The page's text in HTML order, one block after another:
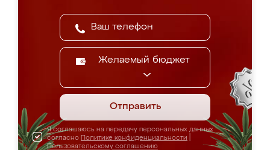
Желаемый бюджет
Отправить
Я соглашаюсь на передачу персональных данных
согласно Политике конфиденциальности
Пользовательскому соглашению